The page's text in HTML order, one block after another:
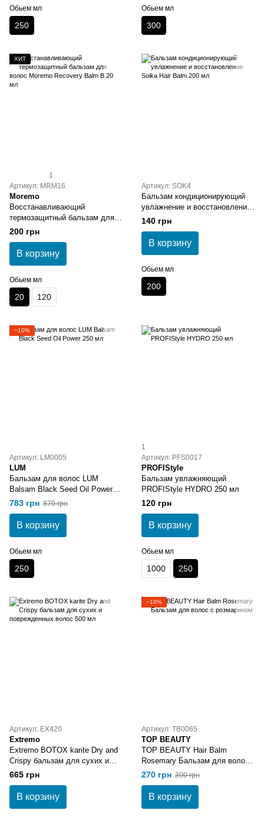
Обьем мл
250
Обьем мл
300
ХИТ
1
Артикул: MRM16
Moremo
Восстанавливающий
термозащитный бальзам для
волос Moremo Recovery Balm
B 20 мл
200 грн
В корзину
Обьем мл
20 120
Артикул: SOK4
Бальзам кондиционирующий
увлажнение и восстановление
Soika Hair Balm 200 мл
140 грн
В корзину
Обьем мл
200
−10%
Артикул: LM0005
LUM
Бальзам для волос LUM
Balsam Black Seed Oil Power
250 мл
783 грн 870 грн
В корзину
Обьем мл
250
1
Артикул: PFS0017
PROFIStyle
Бальзам увлажняющий
PROFIStyle HYDRO 250 мл
120 грн
В корзину
Обьем мл
1000 250
Артикул: EX420
Extremo
Extremo BOTOX karite Dry and
Crispy бальзам для сухих и
поврежденных волос 500 мл
665 грн
В корзину
−10%
Артикул: TB0065
TOP BEAUTY
TOP BEAUTY Hair Balm
Rosemary Бальзам для волос
с розмарином
270 грн 300 грн
В корзину